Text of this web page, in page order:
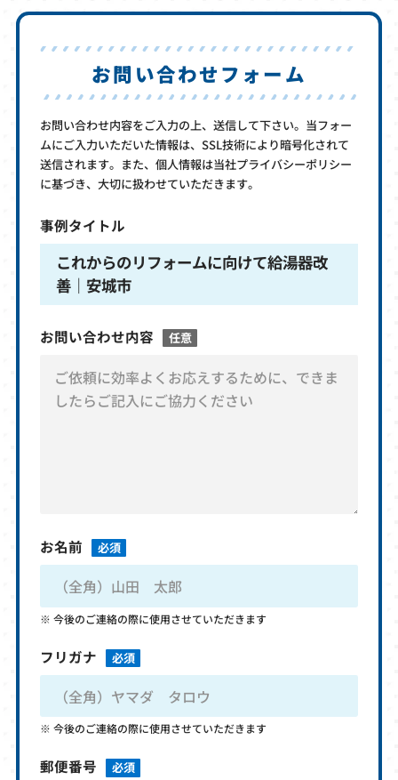
お問い合わせフォーム
お問い合わせ内容をご入力の上、送信して下さい。当フォー
ムにご入力いただいた情報は、SSL技術により暗号化されて
送信されます。また、個人情報は当社プライバシーポリシー
に基づき、大切に扱わせていただきます。
事例タイトル
これからのリフォームに向けて給湯器改
善｜安城市
お問い合わせ内容 任意
お名前 必須
今後のご連絡の際に使用させていただきます
フリガナ 必須
今後のご連絡の際に使用させていただきます
郵便番号 必須